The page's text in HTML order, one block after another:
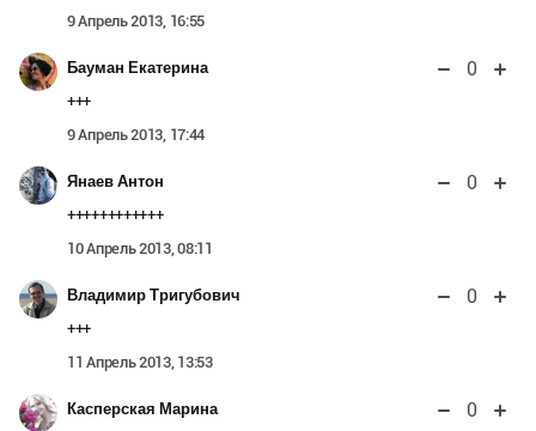
9 Апрель 2013, 16:55
Бауман Екатерина 0
+++
9 Апрель 2013, 17:44
Янаев Антон 0
++++++++++++
10 Апрель 2013, 08:11
Владимир Тригубович 0
+++
11 Апрель 2013, 13:53
Касперская Марина 0